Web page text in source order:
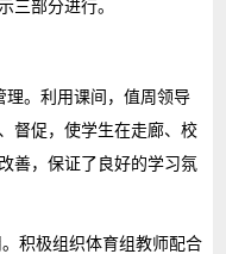
三部分进行。
理。利用课间，值周领导
督促，使学生在走廊、校
善，保证了良好的学习氛
积极组织体育组教师配合